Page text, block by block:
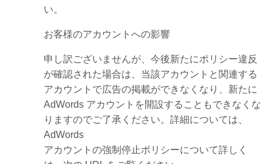
い。
お客様のアカウントへの影響
申し訳ございませんが、今後新たにポリシー違反
が確認された場合は、当該アカウントと関連する
アカウントで広告の掲載ができなくなり、新たに
AdWords アカウントを開設することもできなくな
りますのでご了承ください。詳細については、
AdWords
アカウントの強制停止ポリシーについて詳しく